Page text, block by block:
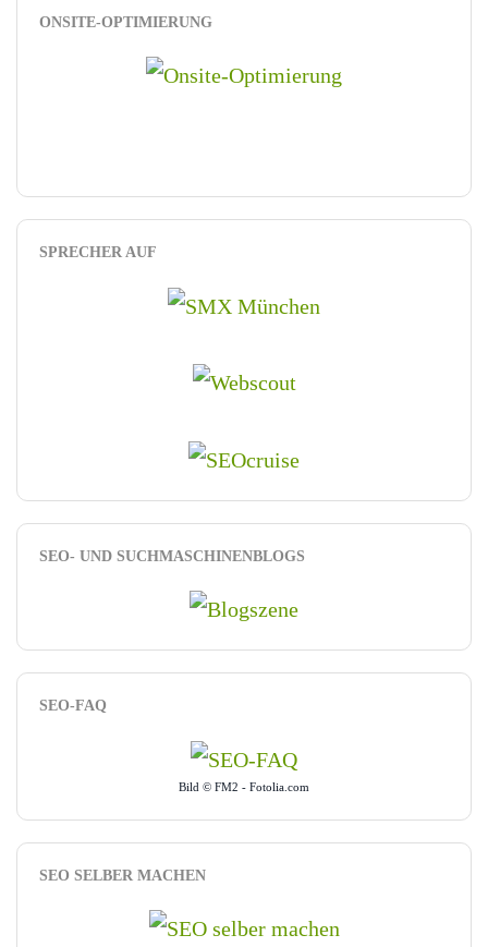
ONSITE-OPTIMIERUNG
SPRECHER AUF
SEO- UND SUCHMASCHINENBLOGS
SEO-FAQ
Bild © FM2 - Fotolia.com
SEO SELBER MACHEN